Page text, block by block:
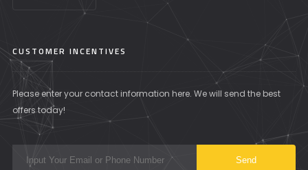
CUSTOMER INCENTIVES
Please enter your contact information here. We will send the best
offers today!